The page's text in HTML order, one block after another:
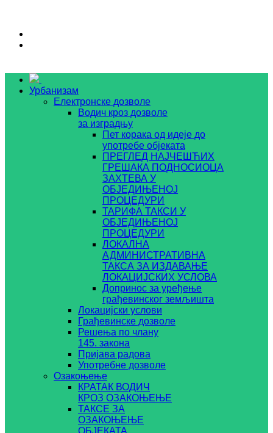
Урбанизам
Електронске дозволе
Водич кроз дозволе
за изградњу
Пет корака од идеје до
употребе објеката
ПРЕГЛЕД НАЈЧЕШЋИХ
ГРЕШАКА ПОДНОСИОЦА
ЗАХТЕВА У
ОБЈЕДИЊЕНОЈ
ПРОЦЕДУРИ
ТАРИФА ТАКСИ У
ОБЈЕДИЊЕНОЈ
ПРОЦЕДУРИ
ЛОКАЛНА
АДМИНИСТРАТИВНА
ТАКСА ЗА ИЗДАВАЊЕ
ЛОКАЦИЈСКИХ УСЛОВА
Допринос за уређење
грађевинског земљишта
Локацијски услови
Грађевинске дозволе
Решења по члану
145. закона
Пријава радова
Употребне дозволе
Озакоњење
КРАТАК ВОДИЧ
КРОЗ ОЗАКОЊЕЊЕ
ТАКСЕ ЗА
ОЗАКОЊЕЊЕ
ОБЈЕКАТА